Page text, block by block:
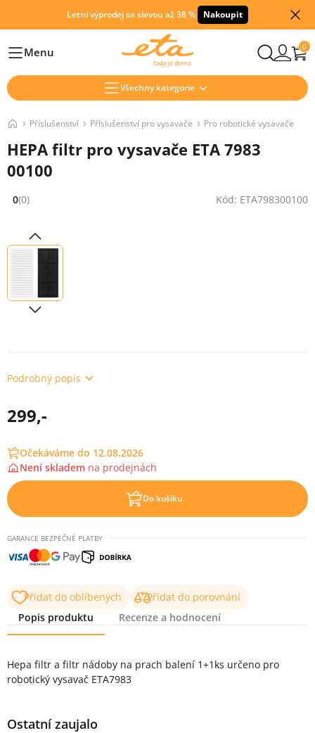
Letní výprodej se slevou až 38 % Nakoupit
HlavníMenu 0
Všechny kategorie
Příslušenství Příslušenství pro vysavače Pro robotické vysavače
HEPA filtr pro vysavače ETA 7983
00100
Hodnocení: 0 z 5 (0 recenzí)
0(0) Kód: ETA798300100
Podrobný popis
299,-
Očekáváme do 12.08.2026
Není skladem na prodejnách
Do košíku
GARANCE BEZPEČNÉ PLATBY
Přidat do oblíbených
Přidat do porovnání
Popis produktu
Recenze a hodnocení
Hepa filtr a filtr nádoby na prach balení 1+1ks určeno pro
robotický vysavač ETA7983
Ostatní zaujalo